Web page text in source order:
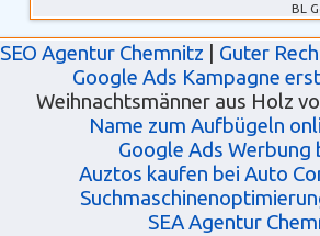
BL
SEO Agentur Chemnitz
Guter
Google Ads Kampagne
Weihnachtsmänner aus Holz
Name zum Aufbügeln
Google Ads Werbung
Auztos kaufen bei Auto
SEA Agentur